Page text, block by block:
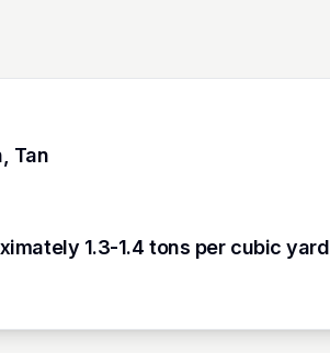
Tan
1.3-1.4 tons per cubic yard